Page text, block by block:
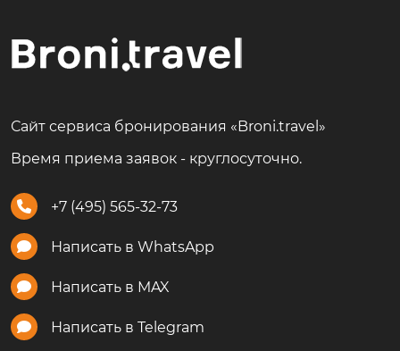
Сайт сервиса бронирования «Broni.travel»
Время приема заявок - круглосуточно.
+7 (495) 565-32-73
Написать в WhatsApp
Написать в MAX
Написать в Telegram